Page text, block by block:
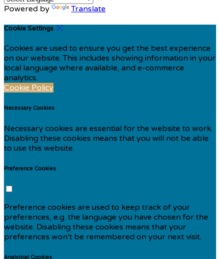
Powered by Translate
Cookie Settings
Cookies are used to ensure you get the best experience
on our website. This includes showing information in your
local language where available, and e-commerce
analytics.
Cookie Policy
Necessary Cookies
Necessary cookies are essential for the website to work.
Disabling these cookies means that you will not be able
to use this website.
Preference Cookies
Preference cookies are used to keep track of your
preferences, e.g. the language you have chosen for the
website. Disabling these cookies means that your
preferences won't be remembered on your next visit.
Analytical Cookies